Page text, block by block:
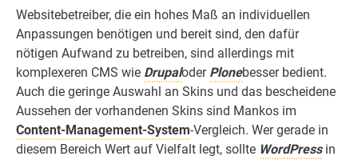
Websitebetreiber, die ein hohes Maß an individuellen
Anpassungen benötigen und bereit sind, den dafür
nötigen Aufwand zu betreiben, sind allerdings mit
komplexeren CMS wie Drupaloder Plonebesser bedient.
Auch die geringe Auswahl an Skins und das bescheidene
Aussehen der vorhandenen Skins sind Mankos im
Content-Management-System-Vergleich. Wer gerade in
diesem Bereich Wert auf Vielfalt legt, sollte WordPressin